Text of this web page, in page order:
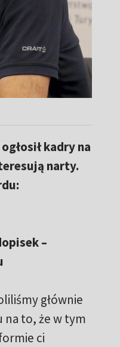
kadry na
narty.
–
głównie
na to, że w tym
ci